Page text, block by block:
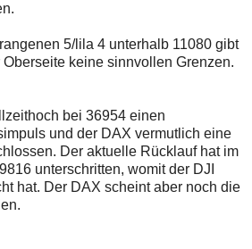
5/lila 4 unterhalb 11080 gibt
keine sinnvollen Grenzen.
bei 36954 einen
und der DAX vermutlich eine
Der aktuelle Rücklauf hat im
unterschritten, womit der DJI
hat. Der DAX scheint aber noch die